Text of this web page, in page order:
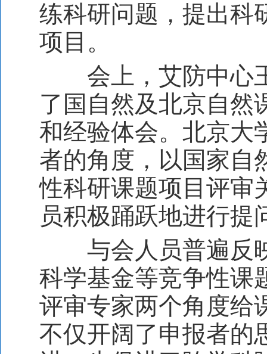
练科研问题，提出科
项目。
会上，艾防中心
了国自然及北京自然
和经验体会。北京大
者的角度，以国家自
性科研课题项目评审
员积极踊跃地进行提
与会人员普遍反
科学基金等竞争性课
评审专家两个角度给
不仅开阔了申报者的